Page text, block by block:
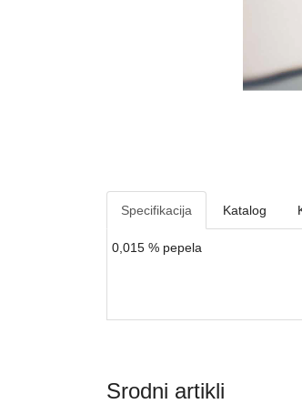
Specifikacija Katalog
0,015 % pepela
Srodni artikli